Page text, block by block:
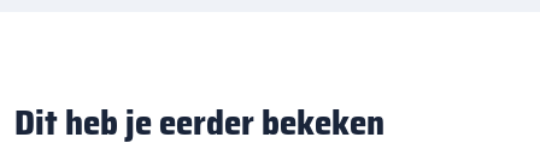
Dit heb je eerder bekeken